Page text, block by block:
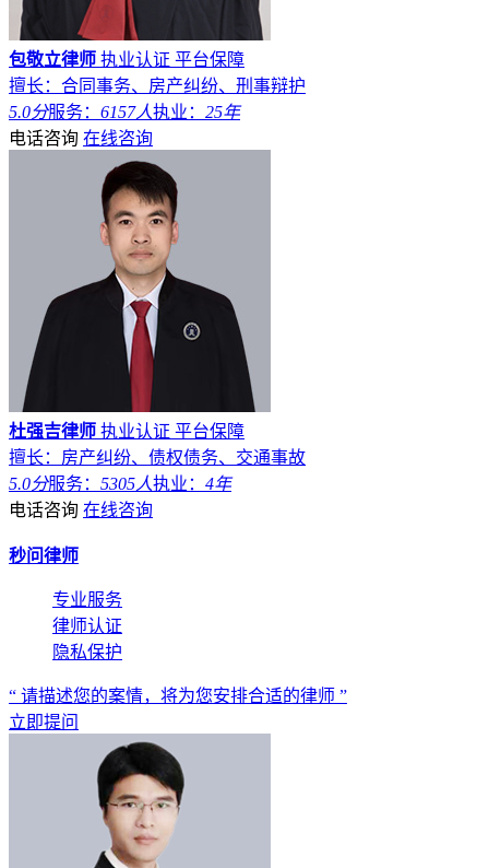
包敬立律师 执业认证 平台保障
擅长：合同事务、房产纠纷、刑事辩护
5.0分服务： 6157人执业： 25年
电话咨询 在线咨询
杜强吉律师 执业认证 平台保障
擅长：房产纠纷、债权债务、交通事故
5.0分服务： 5305人执业： 4年
电话咨询 在线咨询
秒问律师
专业服务
律师认证
隐私保护
“ 请描述您的案情，将为您安排合适的律师 ”
立即提问